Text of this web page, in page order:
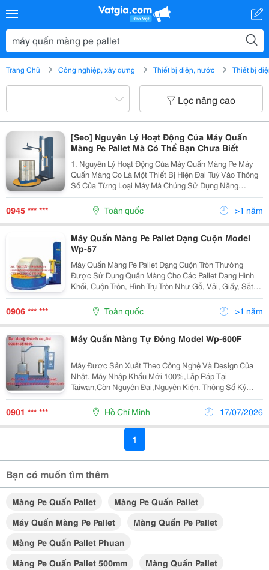
Trang Chủ Công nghiệp, xây dựng Thiết bị điện, nước Thiết bị
Lọc nâng cao
[Seo] Nguyên Lý Hoạt Động Của Máy Quấn
Màng Pe Pallet Mà Có Thể Bạn Chưa Biết
1. Nguyên Lý Hoạt Động Của Máy Quấn Màng Pe Máy
Quấn Màng Co Là Một Thiết Bị Hiện Đại Tuỳ Vào Thông
Số Của Từng Loại Máy Mà Chúng Sử Dụng Năng
Lượng Điện Thực Hiện Quá Trình Quấn Màng Bảo Vệ
Hàng Hóa Khác Nhau Trong Quá Trình Vận Chuyển Và
Lưu Trữ....
0945 *** *** Toàn quốc >1 năm
Máy Quấn Màng Pe Pallet Dạng Cuộn Model
Wp-57
Máy Quấn Màng Pe Pallet Dạng Cuộn Tròn Thường
Được Sử Dụng Quấn Màng Cho Các Pallet Dạng Hình
Khối, Cuộn Tròn, Hình Trụ Tròn Như Gỗ, Vải, Giấy, Sắt,
Thép, Kim Loại,&Hellip;Máy Sử Dụng Cùng Với Màng
Pe Bao Bọc Quanh Pallet Để Bảo Vệ Hàng Hóa Tránh
0906 *** *** Toàn quốc >1 năm
Máy Quấn Màng Tự Đông Model Wp-600F
Máy Được Sản Xuất Theo Công Nghệ Và Design Của
Nhật. Máy Nhập Khẩu Mới 100%,Lắp Ráp Tại
Taiwan,Còn Nguyên Đai,Nguyên Kiện. Thông Số Kỷ
Thuật Máy Quấn Màng Pe Pallet: Wp-600F. Máy Quấn
Màng Pallet Tự Động: Có Thể Sử Dụng Chế Độ Tự...
0901 *** *** Hồ Chí Minh 17/07/2026
1
Bạn có muốn tìm thêm
Màng Pe Quấn Pallet
Màng Pe Quấn Pallet
Máy Quấn Màng Pe Pallet
Màng Quấn Pe Pallet
Màng Pe Quấn Pallet Phuan
Màng Pe Quấn Pallet 500mm
Màng Quấn Pallet